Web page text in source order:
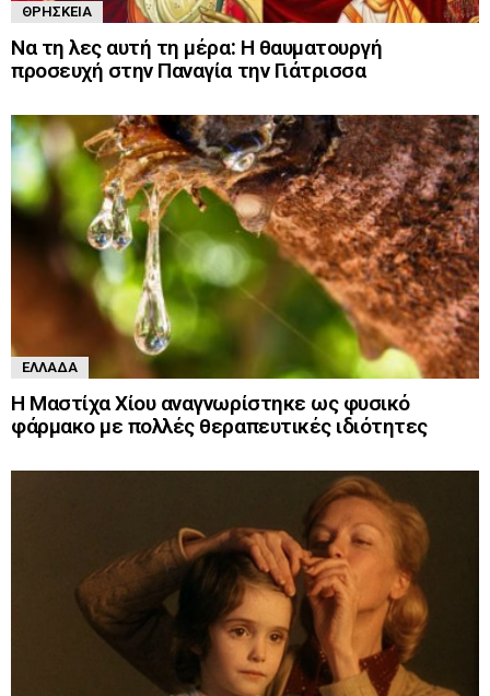
ΘΡΗΣΚΕΊΑ
Να τη λες αυτή τη μέρα: Η θαυματουργή
προσευχή στην Παναγία την Γιάτρισσα
ΕΛΛΆΔΑ
Η Μαστίχα Χίου αναγνωρίστηκε ως φυσικό
φάρμακο με πολλές θεραπευτικές ιδιότητες